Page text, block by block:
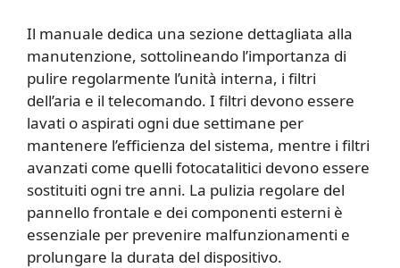
Il manuale dedica una sezione dettagliata alla
manutenzione, sottolineando l’importanza di
pulire regolarmente l’unità interna, i filtri
dell’aria e il telecomando. I filtri devono essere
lavati o aspirati ogni due settimane per
mantenere l’efficienza del sistema, mentre i filtri
avanzati come quelli fotocatalitici devono essere
sostituiti ogni tre anni. La pulizia regolare del
pannello frontale e dei componenti esterni è
essenziale per prevenire malfunzionamenti e
prolungare la durata del dispositivo.